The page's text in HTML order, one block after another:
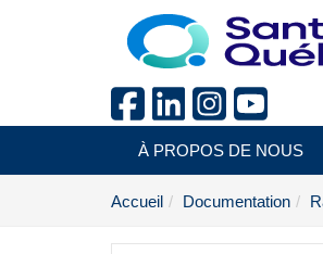
Aller au menu principal
À PROPOS DE NOUS
Accueil Documentation